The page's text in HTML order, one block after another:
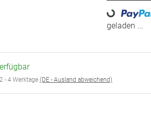
Loading...
geladen ...
2 - 4 Werktage (DE - Ausland abweichend)